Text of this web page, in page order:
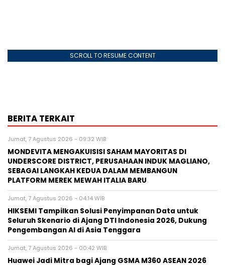
SCROLL TO RESUME CONTENT
BERITA TERKAIT
Jumat, 7 Agustus 2026 - 09:32 WIB
MONDEVITA MENGAKUISISI SAHAM MAYORITAS DI
UNDERSCORE DISTRICT, PERUSAHAAN INDUK MAGLIANO,
SEBAGAI LANGKAH KEDUA DALAM MEMBANGUN
PLATFORM MEREK MEWAH ITALIA BARU
Jumat, 7 Agustus 2026 - 04:14 WIB
HIKSEMI Tampilkan Solusi Penyimpanan Data untuk
Seluruh Skenario di Ajang DTI Indonesia 2026, Dukung
Pengembangan AI di Asia Tenggara
Jumat, 7 Agustus 2026 - 00:42 WIB
Huawei Jadi Mitra bagi Ajang GSMA M360 ASEAN 2026